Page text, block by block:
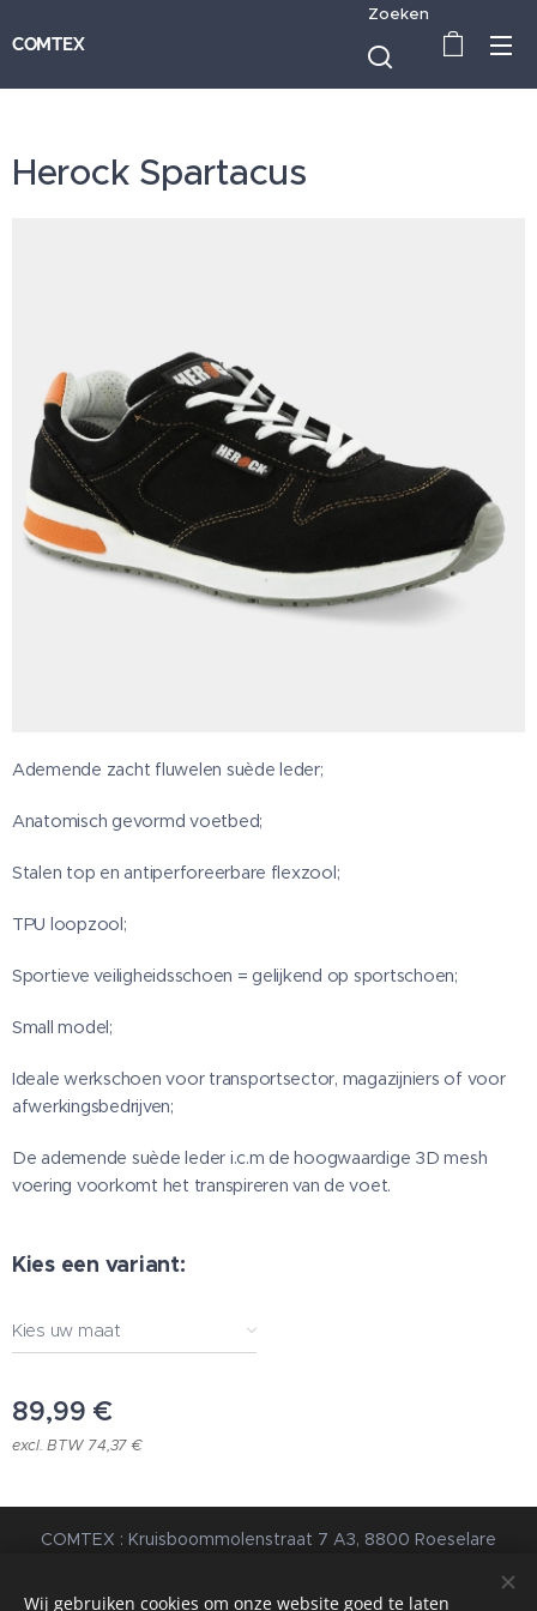
COMTEX
Zoeken
Herock Spartacus
Ademende zacht fluwelen suède leder;
Anatomisch gevormd voetbed;
Stalen top en antiperforeerbare flexzool;
TPU loopzool;
Sportieve veiligheidsschoen = gelijkend op sportschoen;
Small model;
Ideale werkschoen voor transportsector, magazijniers of voor
afwerkingsbedrijven;
De ademende suède leder i.c.m de hoogwaardige 3D mesh
voering voorkomt het transpireren van de voet.
Kies een variant:
Kies uw maat
89,99 €
excl. BTW 74,37 €
COMTEX : Kruisboommolenstraat 7 A3, 8800 Roeselare
Voorwaarden| Privacybeleid
Wij gebruiken cookies om onze website goed te laten